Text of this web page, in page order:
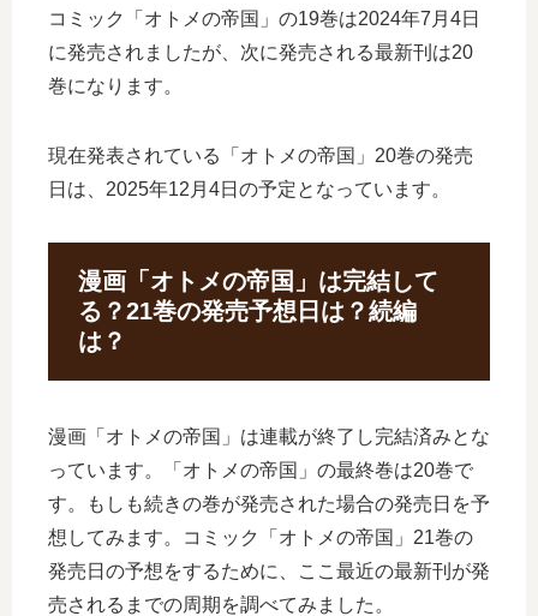
コミック「オトメの帝国」の19巻は2024年7月4日
に発売されましたが、次に発売される最新刊は20
巻になります。
現在発表されている「オトメの帝国」20巻の発売
日は、2025年12月4日の予定となっています。
漫画「オトメの帝国」は完結して
る？21巻の発売予想日は？続編
は？
漫画「オトメの帝国」は連載が終了し完結済みとな
っています。「オトメの帝国」の最終巻は20巻で
す。もしも続きの巻が発売された場合の発売日を予
想してみます。コミック「オトメの帝国」21巻の
発売日の予想をするために、ここ最近の最新刊が発
売されるまでの周期を調べてみました。